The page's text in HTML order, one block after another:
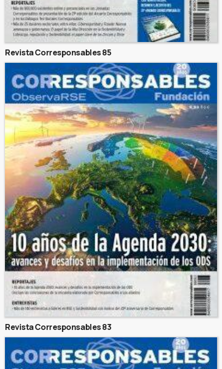
Revista Corresponsables 85
Revista Corresponsables 83